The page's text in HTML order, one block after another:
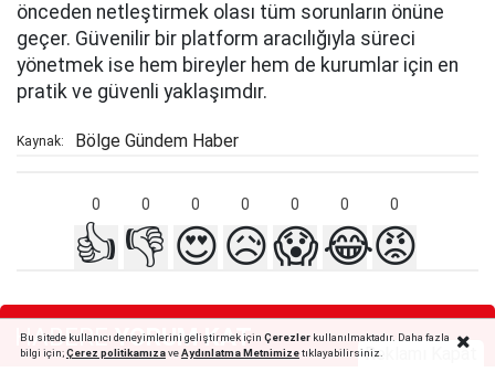
önceden netleştirmek olası tüm sorunların önüne
geçer. Güvenilir bir platform aracılığıyla süreci
yönetmek ise hem bireyler hem de kurumlar için en
pratik ve güvenli yaklaşımdır.
Kaynak: Bölge Gündem Haber
0 0 0 0 0 0 0
👍 👎 😍😥😱😂😡
HABEREYORUM KAT
Bu sitede kullanıcı deneyimlerini geliştirmek için Çerezlerkullanılmaktadır. Daha fazla
bilgi için;Çerez politikamızaveAydınlatma Metnimizetıklayabilirsiniz.Reklamı Kapat